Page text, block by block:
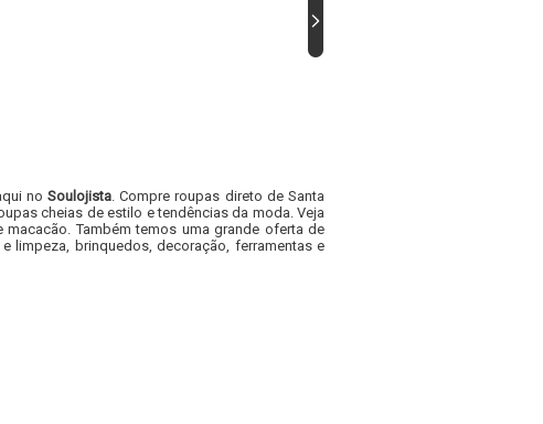
no Soulojista. Compre roupas direto de Santa
cheias de estilo e tendências da moda. Veja
Também temos uma grande oferta de
limpeza, brinquedos, decoração, ferramentas e